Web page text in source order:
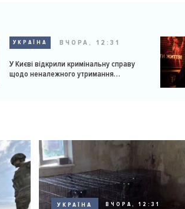
УКРАЇНА ВЧОРА, 12:31
У Києві відкрили кримінальну справу
щодо неналежного утримання
УКРАЇНА ВЧОРА, 12:31